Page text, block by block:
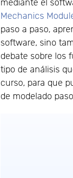
mediante el
Mechanics
paso a paso,
software, sino
debate sobre los
tipo de análisis
curso, para que
de modelado